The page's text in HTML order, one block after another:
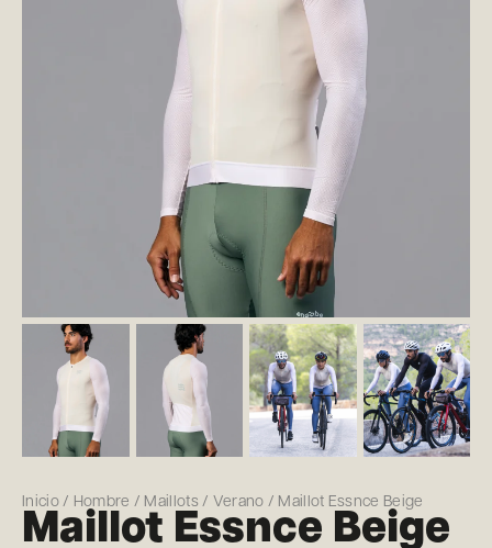
Inicio/ Hombre / Maillots / Verano / Maillot Essnce Beige
Maillot Essnce Beige